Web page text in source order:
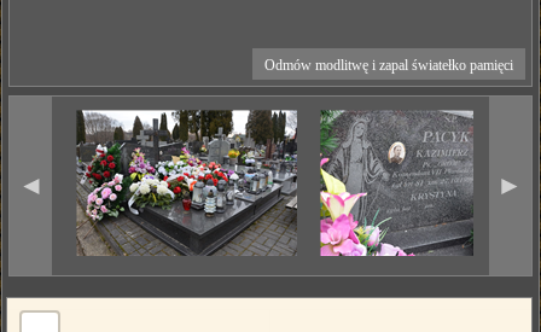
Odmów modlitwę i zapal światełko pamięci
◄ ►